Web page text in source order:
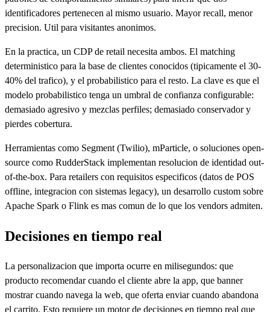
identificadores pertenecen al mismo usuario. Mayor recall, menor
precision. Util para visitantes anonimos.
En la practica, un CDP de retail necesita ambos. El matching
deterministico para la base de clientes conocidos (tipicamente el 30-
40% del trafico), y el probabilistico para el resto. La clave es que el
modelo probabilistico tenga un umbral de confianza configurable:
demasiado agresivo y mezclas perfiles; demasiado conservador y
pierdes cobertura.
Herramientas como Segment (Twilio), mParticle, o soluciones open-
source como RudderStack implementan resolucion de identidad out-
of-the-box. Para retailers con requisitos especificos (datos de POS
offline, integracion con sistemas legacy), un desarrollo custom sobre
Apache Spark o Flink es mas comun de lo que los vendors admiten.
Decisiones en tiempo real
La personalizacion que importa ocurre en milisegundos: que
producto recomendar cuando el cliente abre la app, que banner
mostrar cuando navega la web, que oferta enviar cuando abandona
el carrito. Esto requiere un motor de decisiones en tiempo real que